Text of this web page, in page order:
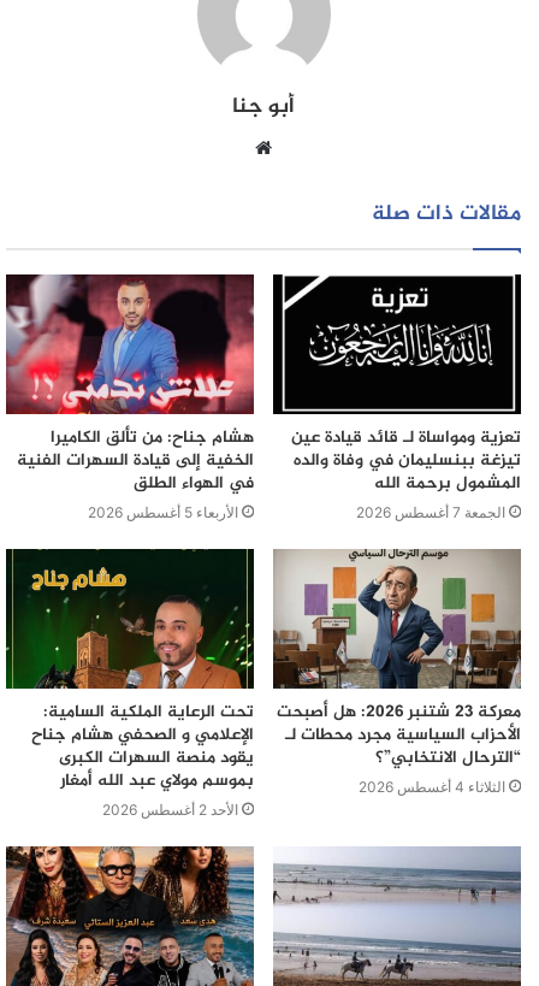
تطوان، ويأتي في سياق تنزيل القانون الجديد الذي يهدف إلى
اعتماد العقوبات البديلة عن العقوبات السالبة للحرية في بعض
الجنائية الرامية إلى تحقيق عدالة ناجعة وضمان إعادة إدماج
أبو جنا
مقالات ذات صلة
تعزية ومواساة لـ قائد قيادة عين
تيزغة ببنسليمان في وفاة والده
المشمول برحمة الله
الجمعة 7 أغسطس 2026
هشام جناح: من تألق الكاميرا
الخفية إلى قيادة السهرات الفنية
في الهواء الطلق
الأربعاء 5 أغسطس 2026
معركة 23 شتنبر 2026: هل أصبحت
الأحزاب السياسية مجرد محطات لـ
“الترحال الانتخابي”؟
الثلاثاء 4 أغسطس 2026
تحت الرعاية الملكية السامية:
الإعلامي و الصحفي هشام جناح
يقود منصة السهرات الكبرى
بموسم مولاي عبد الله أمغار
الأحد 2 أغسطس 2026